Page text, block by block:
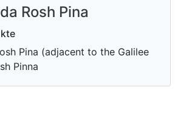
Rosh Pina
Pina (adjacent to the Galilee
Pinna